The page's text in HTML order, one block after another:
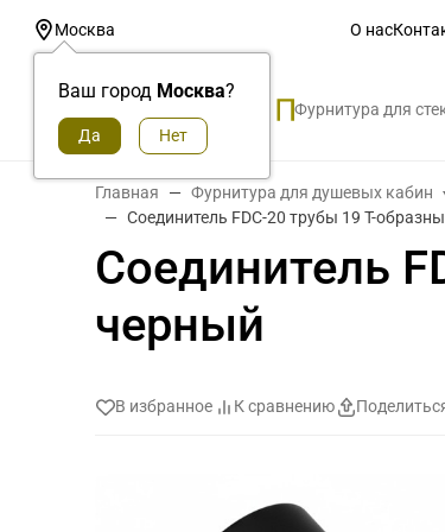
Москва
Ваш город Москва?
О нас
Фурнитура для
Главная Фурнитура для душевых кабин
Соединитель FDC-20 трубы 19 Т-
Соединитель
черный
В избранное К сравнению